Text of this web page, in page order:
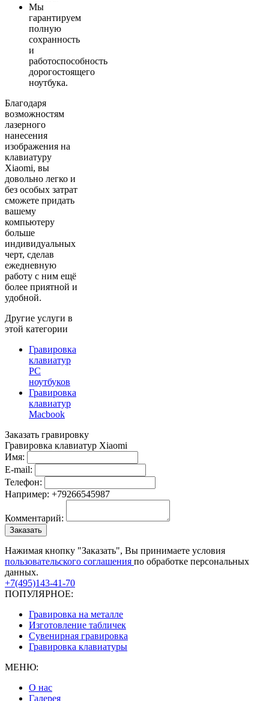
Мы
гарантируем
полную
сохранность
и
работоспособность
дорогостоящего
ноутбука.
Благодаря
возможностям
лазерного
нанесения
изображения на
клавиатуру
Xiaomi, вы
довольно легко и
без особых затрат
сможете придать
вашему
компьютеру
больше
индивидуальных
черт, сделав
ежедневную
работу с ним ещё
более приятной и
удобной.
Другие услуги в
этой категории
Гравировка
клавиатур
PC
ноутбуков
Гравировка
клавиатур
Macbook
Заказать гравировку
Гравировка клавиатур Xiaomi
Имя:
E-mail:
Телефон:
Например: +79266545987
Комментарий:
Нажимая кнопку "Заказать", Вы принимаете условия
пользовательского соглашения по обработке персональных
данных.
+7(495)143-41-70
ПОПУЛЯРНОЕ:
Гравировка на металле
Изготовление табличек
Сувенирная гравировка
Гравировка клавиатуры
МЕНЮ:
О нас
Галерея